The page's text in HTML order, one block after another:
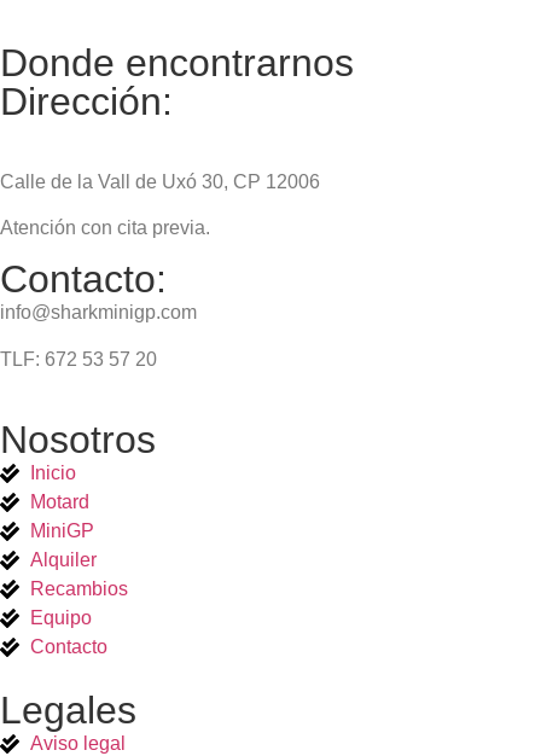
Donde encontrarnos
Dirección:
Calle de la Vall de Uxó 30, CP 12006
Atención con cita previa.
Contacto:
info@sharkminigp.com
TLF: 672 53 57 20
Nosotros
Inicio
Motard
MiniGP
Alquiler
Recambios
Equipo
Contacto
Legales
Aviso legal